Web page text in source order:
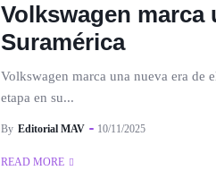
Volkswagen marca
Suramérica
Volkswagen marca una nueva era de
etapa en su...
By Editorial MAV 10/11/2025
READ MORE